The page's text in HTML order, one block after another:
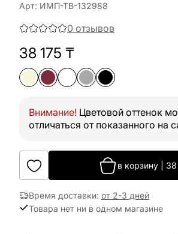
Арт: ИМП-ТВ-132988
0 отзывов
38 175 ₸
Внимание! Цветовой оттенок
отличаться от показанного на
в корзину| 38
Время доставки: от 2-3 дней
Товара нет ни в одном магазине